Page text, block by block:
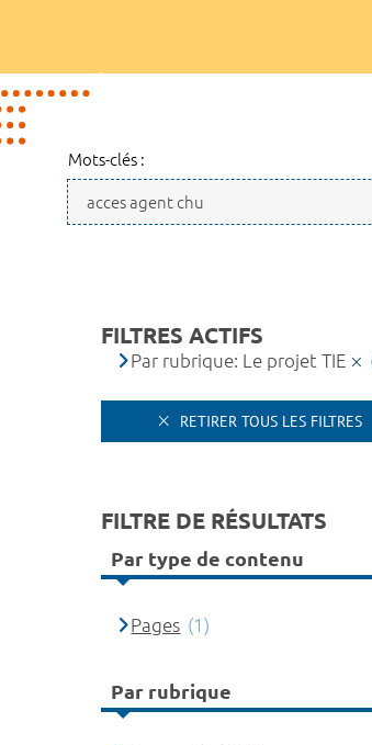
Mots-clés :
FILTRES ACTIFS
Par rubrique: Le projet TIE
RETIRER TOUS LES FILTRES
FILTRE DE RÉSULTATS
Par type de contenu
Pages (1)
Par rubrique